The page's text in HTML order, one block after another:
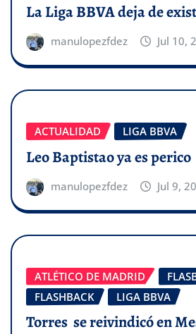
La Liga BBVA deja de
manulopezfdez Jul 10,
ACTUALIDAD LIGA BBVA
Leo Baptistao ya es perico
manulopezfdez Jul 9,
ATLÉTICO DE MADRID
FLASHBACK
LIGA BBVA
Torres se reivindicó en